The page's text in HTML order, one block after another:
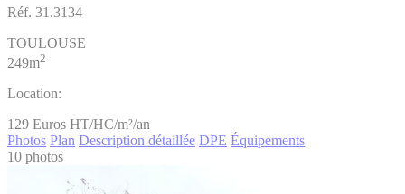
Réf. 31.3134
TOULOUSE
249m2
Location:
129 Euros HT/HC/m²/an
Photos Plan Description détaillée DPE Équipements
10 photos